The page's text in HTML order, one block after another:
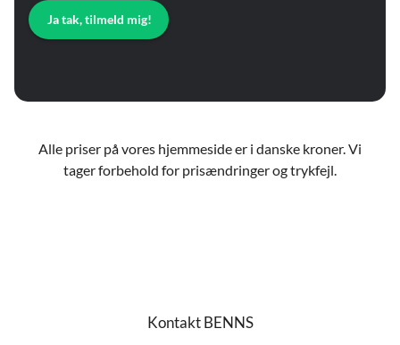
Ja tak, tilmeld mig!
Alle priser på vores hjemmeside er i danske kroner. Vi
tager forbehold for prisændringer og trykfejl.
Kontakt BENNS